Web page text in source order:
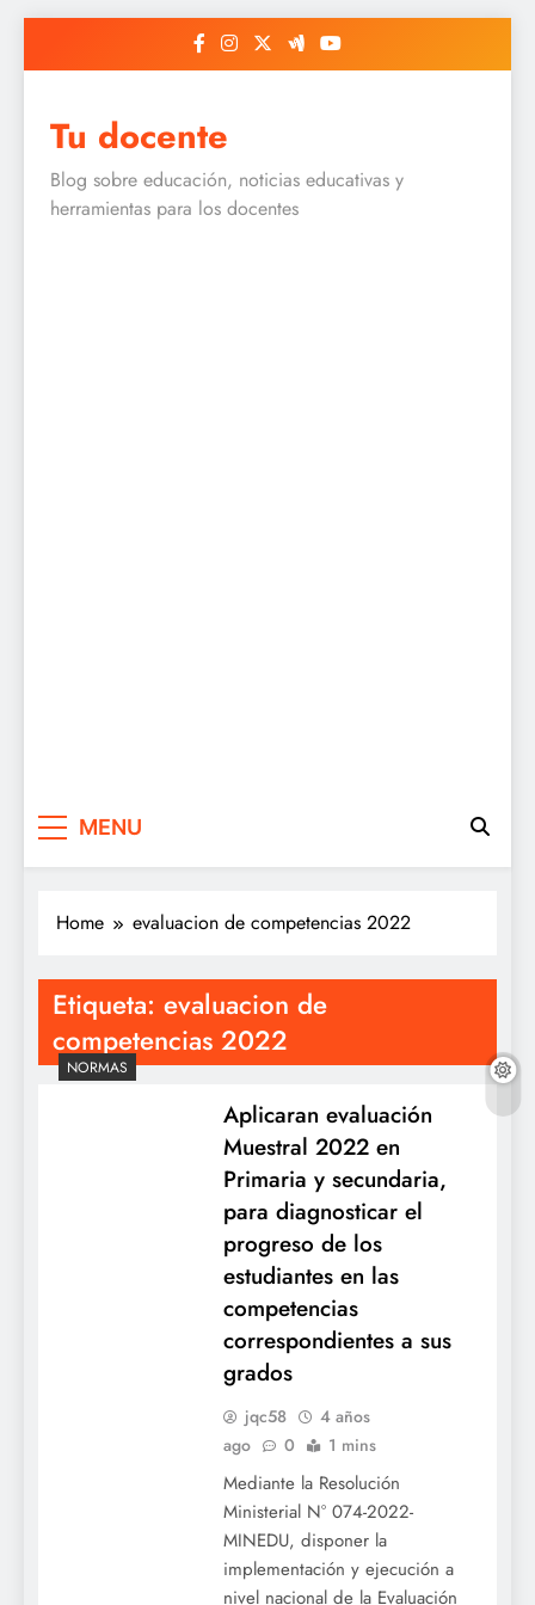
Tu docente
Blog sobre educación, noticias educativas y
herramientas para los docentes
MENU
Home evaluacion de competencias 2022
Etiqueta: evaluacion de
competencias 2022
NORMAS
Aplicaran evaluación
Muestral 2022 en
Primaria y secundaria,
para diagnosticar el
progreso de los
estudiantes en las
competencias
correspondientes a sus
grados
jqc58
4 años
ago
0 1 mins
Mediante la Resolución
Ministerial N° 074-2022-
MINEDU, disponer la
implementación y ejecución a
nivel nacional de la Evaluación